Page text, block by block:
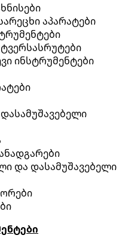
აპარატები
ინსტრუმენტები
და დასამუშავებელი